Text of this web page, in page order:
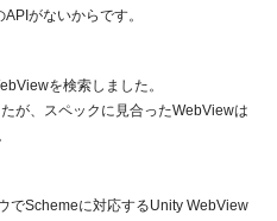
がないからです。
を検索しました。
が、スペックに見合ったWebViewは
でSchemeに対応するUnity WebView